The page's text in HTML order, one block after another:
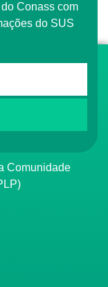
do SUS